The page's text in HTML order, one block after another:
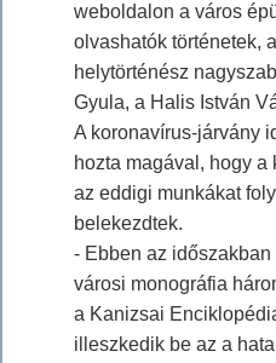
weboldalon a város
olvashatók történetek,
helytörténész
Gyula, a Halis István
A koronavírus-járvány
hozta magával, hogy
az eddigi munkákat
belekezdtek.
- Ebben az
városi monográfia
a Kanizsai
illeszkedik be az a